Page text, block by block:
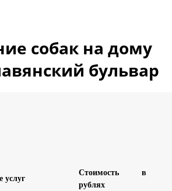
собак на дому
бульвар
услуг
Стоимость в
рублях